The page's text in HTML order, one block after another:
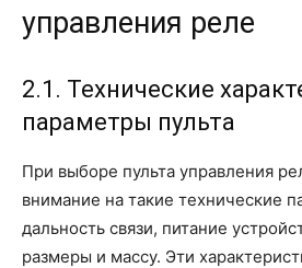
управления реле
2.1. Технические
параметры пульта
При выборе пульта управления
внимание на такие технические
дальность связи, питание
размеры и массу. Эти